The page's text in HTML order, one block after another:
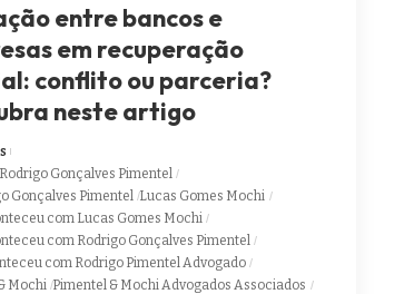
entre bancos e
em recuperação
conflito ou parceria?
neste artigo
Gonçalves Pimentel
Gonçalves Pimentel Lucas Gomes Mochi
com Lucas Gomes Mochi
com Rodrigo Gonçalves Pimentel
com Rodrigo Pimentel Advogado
Mochi Pimentel & Mochi Advogados Associados